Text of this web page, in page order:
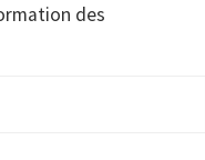
des